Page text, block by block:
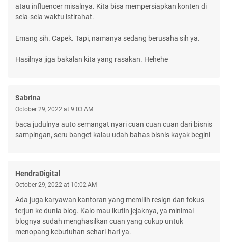
atau influencer misalnya. Kita bisa mempersiapkan konten di
sela-sela waktu istirahat.
Emang sih. Capek. Tapi, namanya sedang berusaha sih ya.
Hasilnya jiga bakalan kita yang rasakan. Hehehe
Sabrina
October 29, 2022 at 9:03 AM
baca judulnya auto semangat nyari cuan cuan cuan dari bisnis
sampingan, seru banget kalau udah bahas bisnis kayak begini
HendraDigital
October 29, 2022 at 10:02 AM
Ada juga karyawan kantoran yang memilih resign dan fokus
terjun ke dunia blog. Kalo mau ikutin jejaknya, ya minimal
blognya sudah menghasilkan cuan yang cukup untuk
menopang kebutuhan sehari-hari ya.